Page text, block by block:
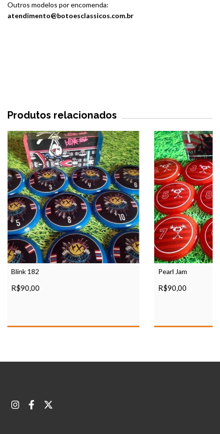
Outros modelos por encomenda:
atendimento@botoesclassicos.com.br
Produtos relacionados
Blink 182
R$90,00
Pearl Jam
R$90,00